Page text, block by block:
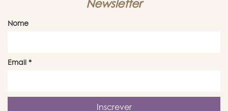
Newsletter
Nome
Email *